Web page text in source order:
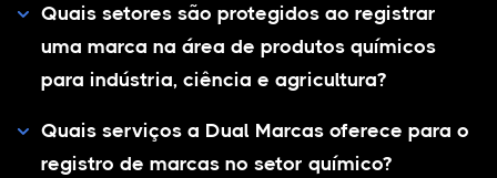
Quais setores são protegidos ao registrar
uma marca na área de produtos químicos
para indústria, ciência e agricultura?
Quais serviços a Dual Marcas oferece para o
registro de marcas no setor químico?